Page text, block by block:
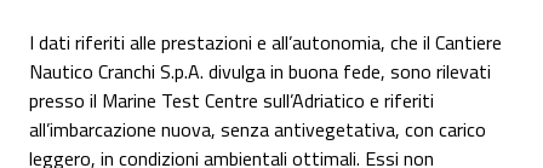
I dati riferiti alle prestazioni e all’autonomia, che il Cantiere
Nautico Cranchi S.p.A. divulga in buona fede, sono rilevati
presso il Marine Test Centre sull’Adriatico e riferiti
all’imbarcazione nuova, senza antivegetativa, con carico
leggero, in condizioni ambientali ottimali. Essi non